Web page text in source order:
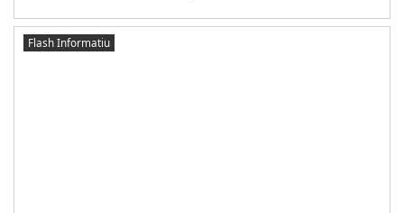
Flash Informatiu